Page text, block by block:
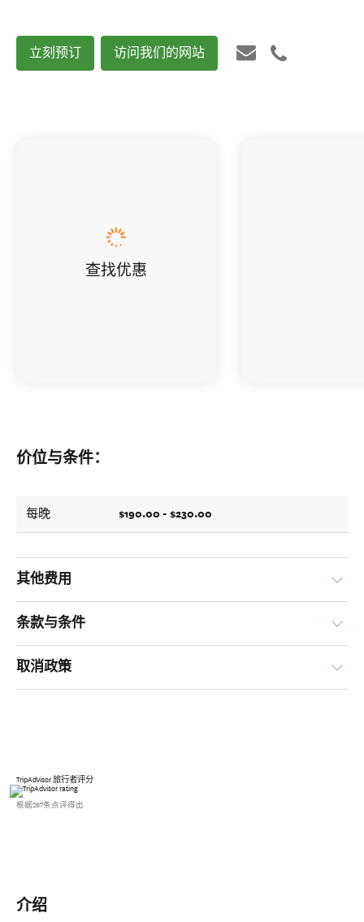
立刻预订 访问我们的网站
价位与条件：
每晚 $190.00 - $230.00
其他费用
条款与条件
取消政策
TripAdvisor 旅行者评分
根据267条点评得出
介绍
查找优惠